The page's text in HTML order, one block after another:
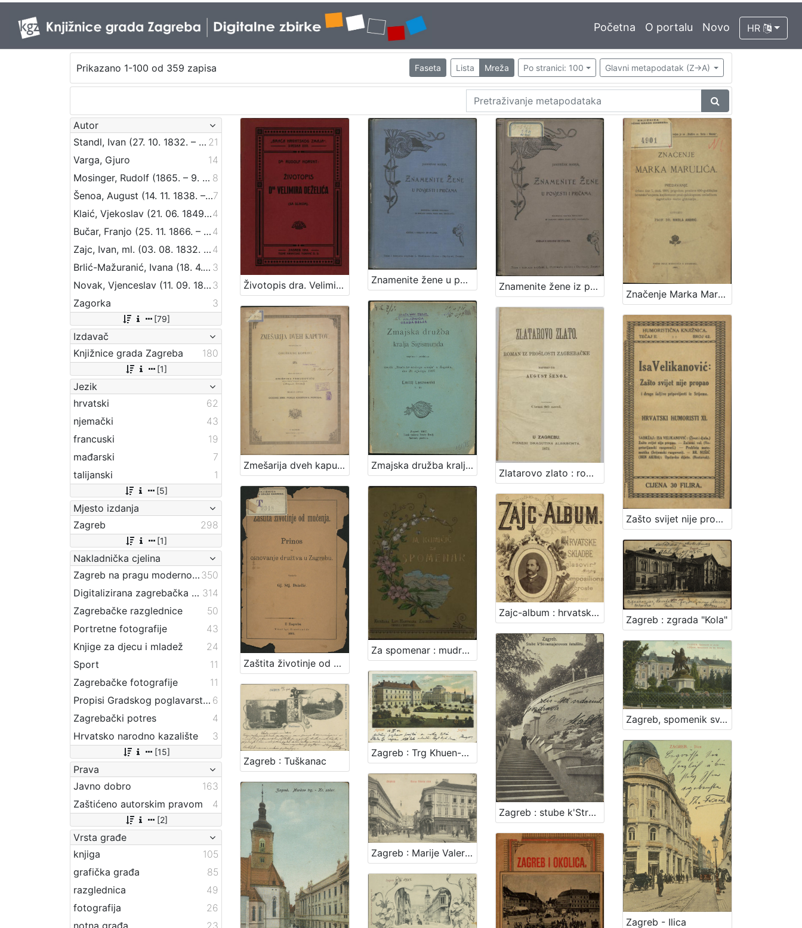
Početna O portalu Novo HR
Prikazano 1-100 od 359 zapisa Faseta Lista Mreža Po stranici: 100 Glavni metapodatak (Z->A)
Autor
Standl, Ivan (27. 10. 1832. – 30. 8. 1897.) 21
Varga, Gjuro
14
Mosinger, Rudolf (1865. – 9. 10. 1918.) 8
Šenoa, August (14. 11. 1838. – 13. 12. 1881.)7
Klaić, Vjekoslav (21. 06. 1849. – 01. 07. 1928.)4
Bučar, Franjo (25. 11. 1866. – 26. 12. 1946.) 4
Zajc, Ivan, ml. (03. 08. 1832. – 16. 12. 1914.) 4
Brlić-Mažuranić, Ivana (18. 4. 1874. – 21. 9. 1938.) 3
Novak, Vjenceslav (11. 09. 1859 – 20. 09. 1905) 3
Zagorka
3
[79]
Izdavač
Knjižnice grada Zagreba
180
[1]
Jezik
hrvatski
62
njemački
43
francuski
19
mađarski
7
talijanski
1
[5]
Mjesto izdanja
Zagreb
298
[1]
Nakladnička cjelina
Zagreb na pragu modernog doba 350
Digitalizirana zagrebačka baština 314
Zagrebačke razglednice
50
Portretne fotografije
43
Knjige za djecu i mladež
24
Sport
11
Zagrebačke fotografije
11
Propisi Gradskog poglavarstva 6
Zagrebački potres
4
Hrvatsko narodno kazalište
3
[15]
Prava
Javno dobro
163
Zaštićeno autorskim pravom
4
[2]
Vrsta građe
knjiga
105
grafička građa
85
razglednica
49
fotografija
26
notna građa
23
Životopis dra. Velimira Deželića / Rudolf Horvat Znamenite žene u povjesti i pričama / sastavila Marija Jambrišak
Znamenite žene iz priče i poviesti / sastavila Marija Jambrišakova
Značenje Marka Marulića : predavanje držano 7. stud. 1901. prigodom proslave 400-godišnjice hrvatske umjetne književnosti pred cjelokupnom omladinom zagrebačke realne gimnazije / govorio Nikola Andrić
Zmešarija dveh kaputov / sastavljena po Onufriusu Koprivi 1874. ; izdana na svetlo po Grišpinu Trbuhoviću sveto-petskom plebanušu na Bregani meseca lipnja godine 1885. posle Kristova poroda. Zmajska družba kralja Sigismunda / napisao i predavao družbi "Braće hrvatskoga zmaja" u Zagrebu, dne 23. siječnja 1907. Emilij Laszowski
Zlatarovo zlato : roman iz prošlosti zagrebačke / napisao ga August Šenoa
Zašto svijet nije propao i druge šaljive pripovijesti iz Srijema / Isa Velikanović
Zaštita životinje od mučenja : prinos za osnovanje družtva u Zagrebu / sastavio Gj. Stj. Dežalić
Za spomenar : mudre izreke iz naše književnosti / pribrala Marija Kumičić. Zagreb, [1896]. [Knjiga]
Zajc-album : hrvatske skladbe za glasovir
Zagreb : zgrada "Kola"
Zagreb : Tuškanac
Zagreb : Trg Khuen-Hedervary-jev = Agram : Place Khuen-Hedervary
Zagreb : stube k'Strosmjerovom šetalištu
Zagreb, spomenik sv. Jurja = Agram, monument de St. George
Zagreb : Marije Valerije ulica
Zagreb - Ilica